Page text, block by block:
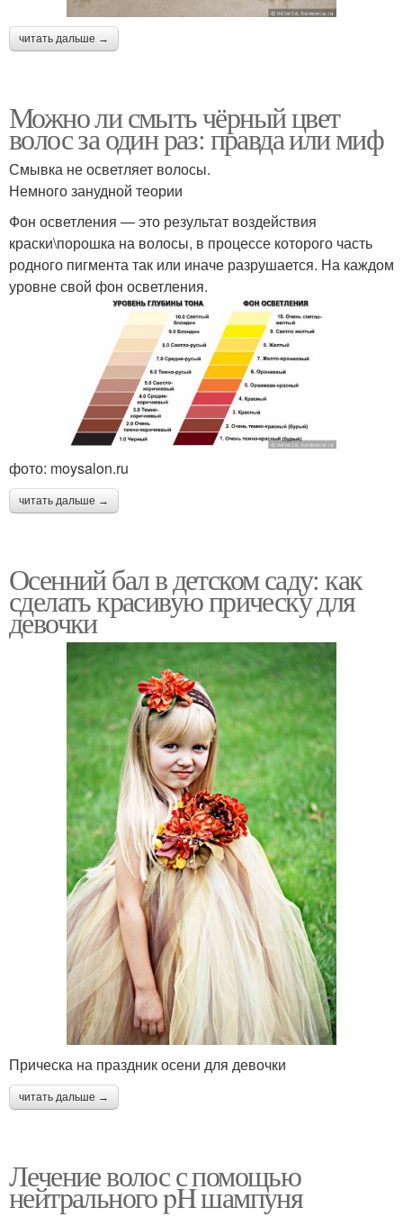
читать дальше →
Можно ли смыть чёрный цвет
волос за один раз: правда или миф
Смывка не осветляет волосы.
Немного занудной теории
Фон осветления — это результат воздействия
краски\порошка на волосы, в процессе которого часть
родного пигмента так или иначе разрушается. На каждом
уровне свой фон осветления.
фото: moysalon.ru
читать дальше →
Осенний бал в детском саду: как
сделать красивую прическу для
девочки
Прическа на праздник осени для девочки
читать дальше →
Лечение волос с помощью
нейтрального pH шампуня